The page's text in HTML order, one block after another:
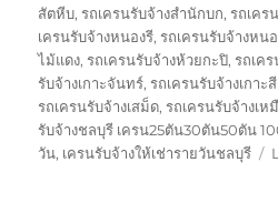
สัตหีบ,รถเครนรับจ้างสำนักบก,รถเคร
เครนรับจ้างหนองรี,รถเครนรับจ้างหน
ไม้แดง,รถเครนรับจ้างห้วยกะปิ,รถเค
รับจ้างเกาะจันทร์,รถเครนรับจ้างเกาะ
รถเครนรับจ้างเสม็ด,รถเครนรับจ้างเห
รับจ้างชลบุรี เครน25ตัน30ตัน50ตัน
วัน, เครนรับจ้างให้เช่ารายวันชลบุรี